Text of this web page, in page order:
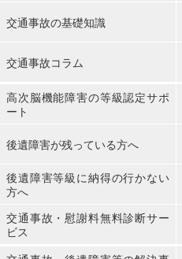
交通事故の基礎知識
交通事故コラム
高次脳機能障害の等級認定サポ
ート
後遺障害が残っている方へ
後遺障害等級に納得の行かない
方へ
交通事故・慰謝料無料診断サー
ビス